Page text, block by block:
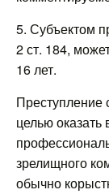
5. Субъектом
2 ст. 184,
16 лет.
целью оказать
зрелищного
обычно